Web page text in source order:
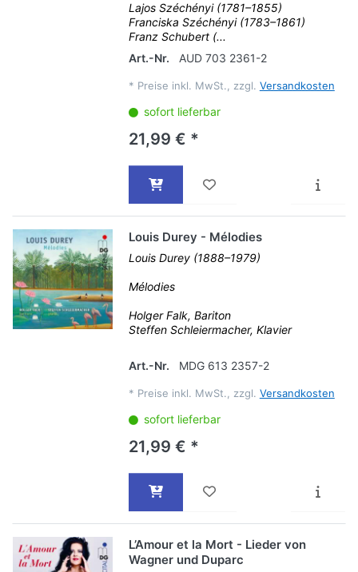
Lajos Széchényi (1781–1855)
Franciska Széchényi (1783–1861)
Franz Schubert (...
Art.-Nr.
AUD 703 2361-2
* Preise inkl. MwSt., zzgl. Versandkosten
sofort lieferbar
21,99 € *
Louis Durey - Mélodies
Louis Durey (1888–1979)
Mélodies
Holger Falk, Bariton
Steffen Schleiermacher, Klavier
Art.-Nr. MDG 613 2357-2
* Preise inkl. MwSt., zzgl. Versandkosten
sofort lieferbar
21,99 € *
L’Amour et la Mort - Lieder von
Wagner und Duparc